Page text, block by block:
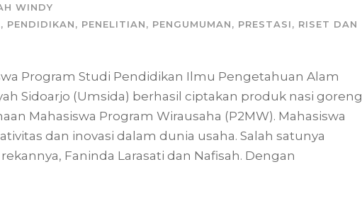
WINDY
, PENDIDIKAN, PENELITIAN, PENGUMUMAN, PRESTASI, RISET DAN
Program Studi Pendidikan Ilmu Pengetahuan Alam
Sidoarjo (Umsida) berhasil ciptakan produk nasi goreng
Mahasiswa Program Wirausaha (P2MW). Mahasiswa
dan inovasi dalam dunia usaha. Salah satunya
Faninda Larasati dan Nafisah. Dengan